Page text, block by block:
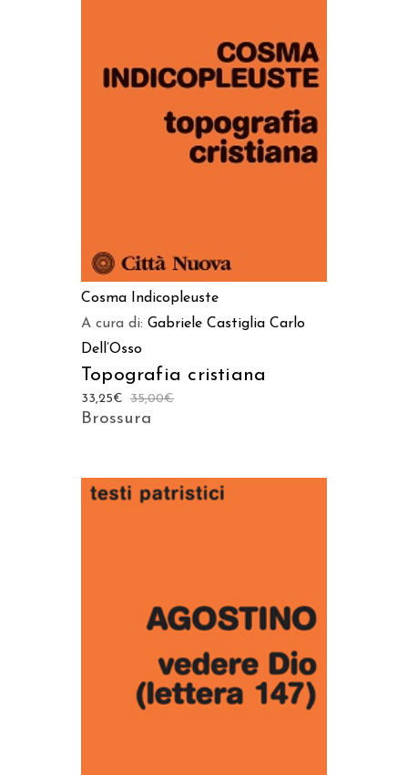
Cosma Indicopleuste
A cura di: Gabriele Castiglia Carlo
Dell’Osso
Topografia cristiana
35,00€
33,25€
Brossura
AGGIUNGI AL CARRELLO